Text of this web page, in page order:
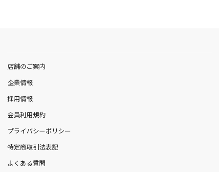
店舗のご案内
企業情報
採用情報
会員利用規約
プライバシーポリシー
特定商取引法表記
よくある質問